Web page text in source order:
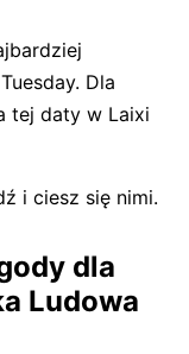
Dla
tej daty w Laixi
i ciesz się nimi.
dla
Ludowa